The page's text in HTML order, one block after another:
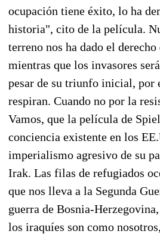
ocupación tiene éxito, lo ha
historia", cito de la película.
terreno nos ha dado el
mientras que los invasores
pesar de su triunfo inicial, por
respiran. Cuando no por la
Vamos, que la película de
conciencia existente en los
imperialismo agresivo de su
Irak. Las filas de refugiados
que nos lleva a la Segunda
guerra de Bosnia-
los iraquíes son como